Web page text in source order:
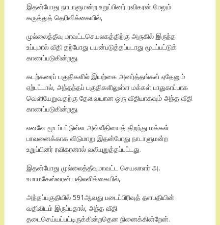
இதன்போது நாடாளுமன்ற உறுப்பினர் ரவிகரன் மேலும்
கருத்துத் தெரிவிக்கையில்,
முல்லைத்தீவு மாவட்டசெயலகத்திற்கு அருகில் இருந்த
உப்புமால் வீதி தற்போது பயன்படுத்தப்படாது மூடப்பட்டுக்
காணப்படுகின்றது.
கடற்கரைப் பகுதிகளில் இயற்கை அனர்த்தங்கள் ஏதேனும்
ஏற்பட்டால், அந்தந்தப் பகுதிகளிலுள்ள மக்கள் பாதுகாப்பாக
வெளியேறுவதற்கு தேவையான ஒரு வீதியாகவும் அந்த வீதி
காணப்படுகின்றது.
எனவே மூடப்பட்டுள்ள அவ்வீதியைத் திறந்து மக்கள்
பாவனைக்காக விடுமாறு இதன்போது நாடாளுமன்ற
உறுப்பினர் ரவிகரனால் வலியுறுத்தப்பட்டது.
இதன்போது முல்லைத்தீவுமாவட்ட செயலாளர் அ.
உமாமகேஸ்வரன் பதிலளிக்கையில்,
அந்தப்பகுதியில் 591ஆவது படைப்பிரிவுத் தளபதியின்
வதிவிடம் இருப்பதால், அந்த வீதி
தடைசெய்யப்பட்டிருக்கின்றதென நினைக்கின்றேன்.